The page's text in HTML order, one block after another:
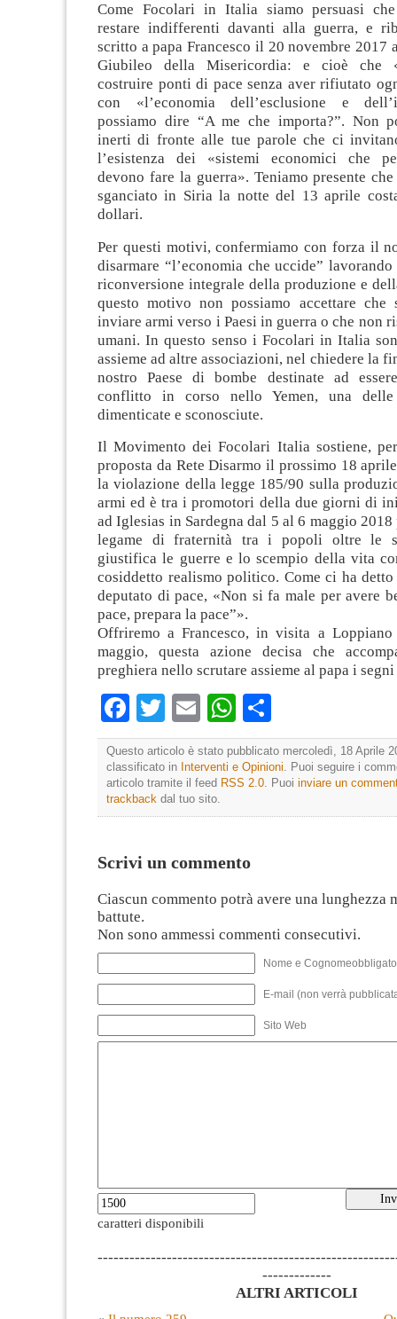
Come Focolari in Italia siamo persuasi
restare indifferenti davanti alla guerra, e
scritto a papa Francesco il 20 novembre 2017
Giubileo della Misericordia: e cioè che
costruire ponti di pace senza aver rifiutato
con «l’economia dell’esclusione e
possiamo dire “A me che importa?”. Non
inerti di fronte alle tue parole che ci
l’esistenza dei «sistemi economici che
devono fare la guerra». Teniamo presente
sganciato in Siria la notte del 13 aprile
dollari.
Per questi motivi, confermiamo con forza il
disarmare “l’economia che uccide”
riconversione integrale della produzione e
questo motivo non possiamo accettare
inviare armi verso i Paesi in guerra o che non
umani. In questo senso i Focolari in Italia
assieme ad altre associazioni, nel chiedere la
nostro Paese di bombe destinate ad
conflitto in corso nello Yemen, una delle
dimenticate e sconosciute.
Il Movimento dei Focolari Italia sostiene,
proposta da Rete Disarmo il prossimo 18
la violazione della legge 185/90 sulla
armi ed è tra i promotori della due giorni di
ad Iglesias in Sardegna dal 5 al 6 maggio
legame di fraternità tra i popoli oltre le
giustifica le guerre e lo scempio della vita
cosiddetto realismo politico. Come ci ha
deputato di pace, «Non si fa male per avere
pace, prepara la pace”».
Offriremo a Francesco, in visita a
maggio, questa azione decisa che
preghiera nello scrutare assieme al papa i
Facebook
TwitterEmailWhatsApp
Questo articolo è stato pubblicato mercoledì, 18 Aprile
classificato in Interventi e Opinioni . Puoi seguire i
articolo tramite il feed RSS 2.0 . Puoi inviare un
trackback dal tuo sito.
Scrivi un commento
Ciascun commento potrà avere una lunghezza
battute.
Non sono ammessi commenti consecutivi.
Nome e
E-mail (non verrà
Sito Web
caratteri disponibili
-------------
ALTRI ARTICOLI